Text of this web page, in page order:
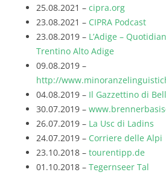
25.08.2021 – cipra.org
23.08.2021 – CIPRA Podcast
23.08.2019 – L’Adige –
Trentino Alto Adige
09.08.2019 –
http://
04.08.2019 – Il Gazzettino di
30.07.2019 –
26.07.2019 – La Usc di Ladins
24.07.2019 – Corriere delle Alpi
23.10.2018 – tourentipp.de
01.10.2018 – Tegernseer Tal